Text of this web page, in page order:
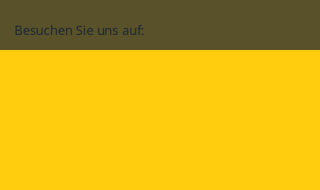
Besuchen Sie uns auf: